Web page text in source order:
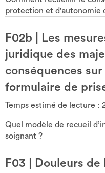
protection et d'autonomie
F02b
Les
juridique des
conséquences
formulaire de
Temps estimé de lecture :
Quel modèle de recueil
soignant ?
F03
Douleurs de